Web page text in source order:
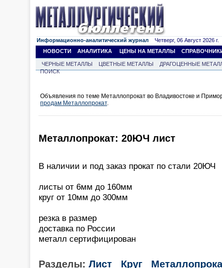
Информационно-аналитический журнал Четверг, 06 Август 2026 г.
НОВОСТИ
АНАЛИТИКА ЦЕНЫ НА МЕТАЛЛЫ
ЧЕРНЫЕ МЕТАЛЛЫ ЦВЕТНЫЕ МЕТАЛЛЫ
ДРАГОЦЕННЫЕ
ПОИСК
Объявления по теме Металлопрокат во Владивостоке и
продам Металлопрокат.
Металлопрокат: 20ЮЧ лист
В наличии и под заказ прокат по стали 20ЮЧ
листы от 6мм до 160мм
круг от 10мм до 300мм
резка в размер
доставка по России
металл сертифицирован
Разделы: Лист Круг